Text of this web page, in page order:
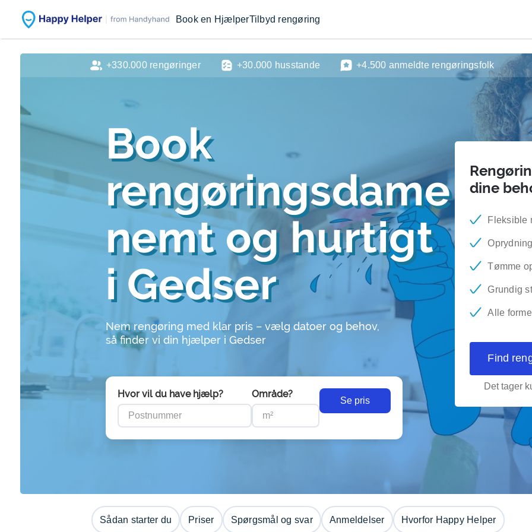
Book en HjælperTilbyd rengøring
Book
rengøringsdame
nemt og hurtigt
i Gedser
Nem rengøring med klar pris – vælg datoer og behov,
så finder vi din hjælper i Gedser
Hvor vil du have hjælp? Område?
Se pris
dine
Fleksible
Tømme
Grundig
Alle
Find
Det tager
+330.000 rengøringer +30.000 husstande +4.500 anmeldte rengøringsfolk
Sådan starter du Priser Spørgsmål og svar Anmeldelser Hvorfor Happy Helper